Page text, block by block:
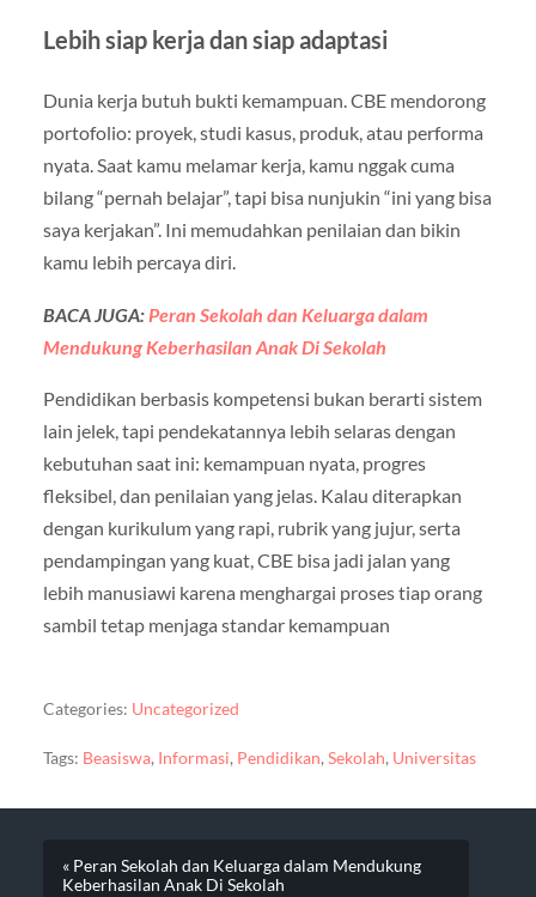
Lebih siap kerja dan siap adaptasi
Dunia kerja butuh bukti kemampuan. CBE mendorong
portofolio: proyek, studi kasus, produk, atau performa
nyata. Saat kamu melamar kerja, kamu nggak cuma
bilang “pernah belajar”, tapi bisa nunjukin “ini yang bisa
saya kerjakan”. Ini memudahkan penilaian dan bikin
kamu lebih percaya diri.
BACA JUGA: Peran Sekolah dan Keluarga dalam
Mendukung Keberhasilan Anak Di Sekolah
Pendidikan berbasis kompetensi bukan berarti sistem
lain jelek, tapi pendekatannya lebih selaras dengan
kebutuhan saat ini: kemampuan nyata, progres
fleksibel, dan penilaian yang jelas. Kalau diterapkan
dengan kurikulum yang rapi, rubrik yang jujur, serta
pendampingan yang kuat, CBE bisa jadi jalan yang
lebih manusiawi karena menghargai proses tiap orang
sambil tetap menjaga standar kemampuan
Categories: Uncategorized
Tags: Beasiswa, Informasi, Pendidikan, Sekolah, Universitas
« Peran Sekolah dan Keluarga dalam Mendukung
Keberhasilan Anak Di Sekolah